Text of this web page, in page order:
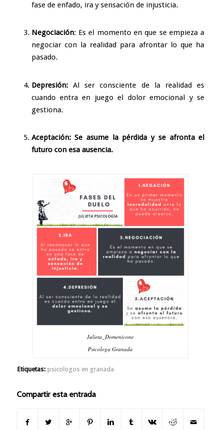
fase de enfado, ira y sensación de injusticia.
Negociación: Es el momento en que se empieza a
negociar con la realidad para afrontar lo que ha
pasado.
Depresión:Al ser consciente de la realidad es
cuando entra en juego el dolor emocional y se
gestiona.
Aceptación:Se asume la pérdida y se afronta el
futuro con esa ausencia.
Julieta_Domenicone
Psicologa Granada
Etiquetas: psicologos en granada
Compartir esta entrada